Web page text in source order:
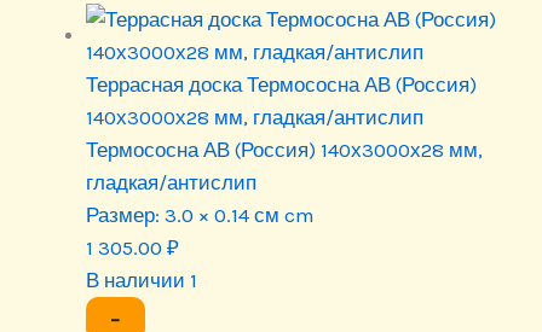
Террасная доска Термососна АВ (Россия)
140х3000х28 мм, гладкая/антислип
Термососна АВ (Россия) 140х3000х28 мм,
гладкая/антислип
Размер: 3.0 × 0.14 см cm
1 305.00 ₽
В наличии 1
−